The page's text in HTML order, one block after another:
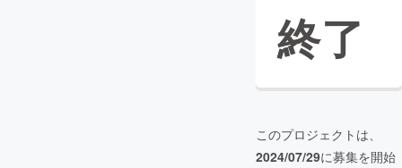
終了
このプロジェクトは、
2024/07/29に募集を開始